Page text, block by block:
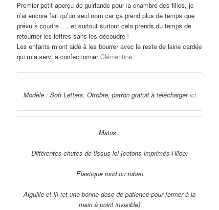
Premier petit aperçu de guirlande pour la chambre des filles, je
n’ai encore fait qu’un seul nom car ça prend plus de temps que
prévu à coudre …. et surtout surtout cela prends du temps de
retourner les lettres sans les découdre !
Les enfants m’ont aidé à les bourrer avec le reste de laine cardée
qui m’a servi à confectionnerClémentine.
Modèle : Soft Letters, Ottobre, patron gratuit à téléchargerici
Matos :
Différentes chutes de tissus ici (cotons imprimés Hilco)
Elastique rond ou ruban
Aiguille et fil (et une bonne dose de patience pour fermer à la
main à point invisible)